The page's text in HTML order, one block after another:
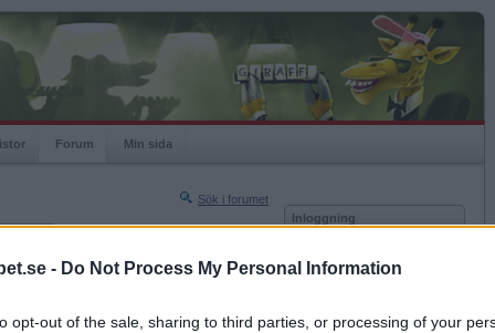
- Do Not Process My Personal Information
opt-out of the sale, sharing to third parties, or processing of your
Forum Min sida
Sök i forumet
Nästa sida »
Inloggning
Kom ihåg mig